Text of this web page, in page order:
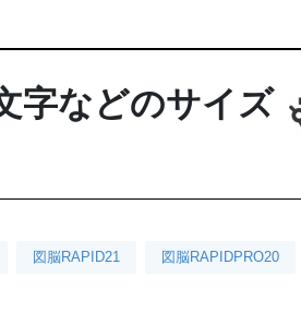
字などのサイズ
図脳RAPID21 図脳RAPIDPRO20